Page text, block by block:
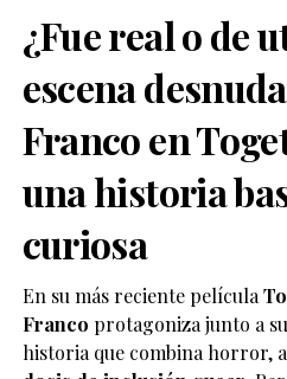
¿Fue real o de
escena
Franco en
una historia
curiosa
En su más reciente película
Franco protagoniza junto a
historia que combina horror,